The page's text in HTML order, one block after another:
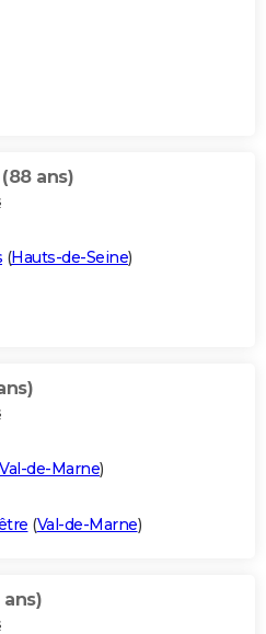
(88 ans)
(Hauts-de-Seine)
Val-de-Marne)
(Val-de-Marne)